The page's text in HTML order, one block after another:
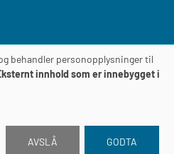
av
behandler personopplysninger til
innhold som er innebygget i
AVSLÅ GODTA